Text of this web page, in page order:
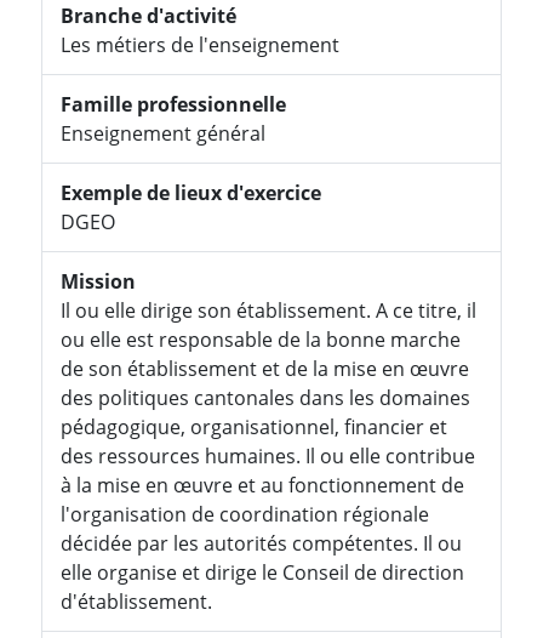
Branche d'activité
Les métiers de l'enseignement
Famille professionnelle
Enseignement général
Exemple de lieux d'exercice
DGEO
Mission
Il ou elle dirige son établissement. A ce titre, il
ou elle est responsable de la bonne marche
de son établissement et de la mise en œuvre
des politiques cantonales dans les domaines
pédagogique, organisationnel, financier et
des ressources humaines. Il ou elle contribue
à la mise en œuvre et au fonctionnement de
l'organisation de coordination régionale
décidée par les autorités compétentes. Il ou
elle organise et dirige le Conseil de direction
d'établissement.